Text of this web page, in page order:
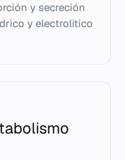
y secreción
y electrolítico